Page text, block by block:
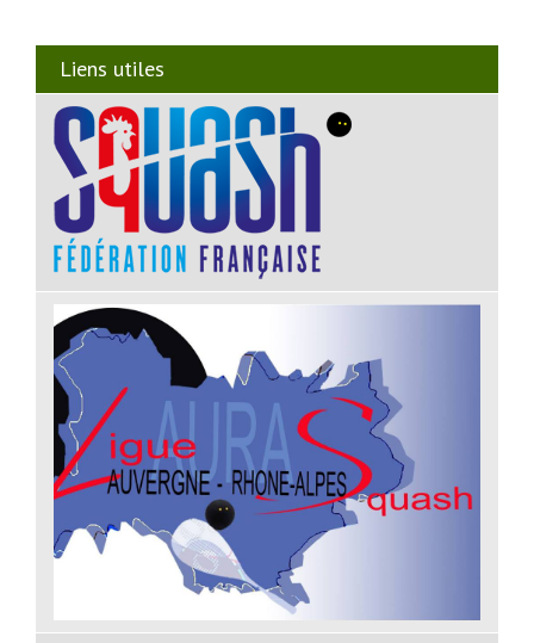
Liens utiles